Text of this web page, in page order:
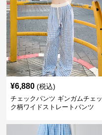
¥6,880 (税込)
チェックパンツ ギンガムチェッ
ク柄ワイドストレートパンツ